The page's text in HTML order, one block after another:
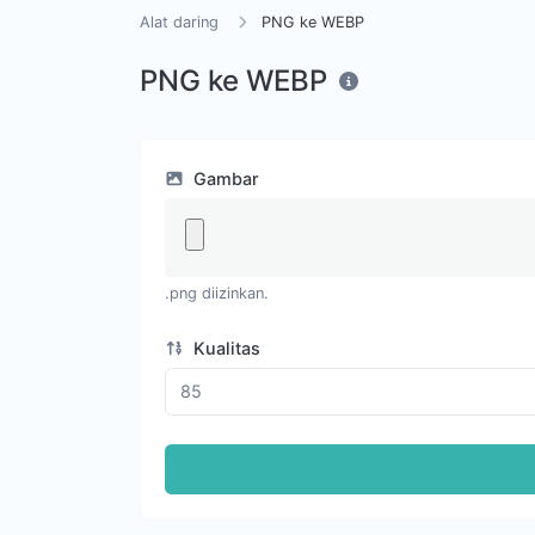
Alat daring PNG ke WEBP
PNG ke WEBP
Gambar
.png diizinkan.
Kualitas